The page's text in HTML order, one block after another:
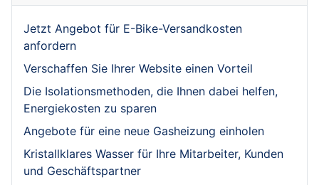
Jetzt Angebot für E-Bike-Versandkosten
anfordern
Verschaffen Sie Ihrer Website einen Vorteil
Die Isolationsmethoden, die Ihnen dabei helfen,
Energiekosten zu sparen
Angebote für eine neue Gasheizung einholen
Kristallklares Wasser für Ihre Mitarbeiter, Kunden
und Geschäftspartner